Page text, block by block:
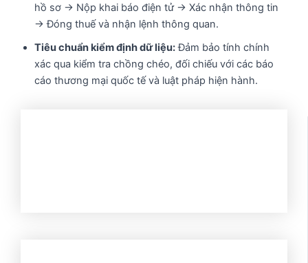
hồ sơ → Nộp khai báo điện tử → Xác nhận thông tin
→ Đóng thuế và nhận lệnh thông quan.
Tiêu chuẩn kiểm định dữ liệu:Đảm bảo tính chính
xác qua kiểm tra chồng chéo, đối chiếu với các báo
cáo thương mại quốc tế và luật pháp hiện hành.